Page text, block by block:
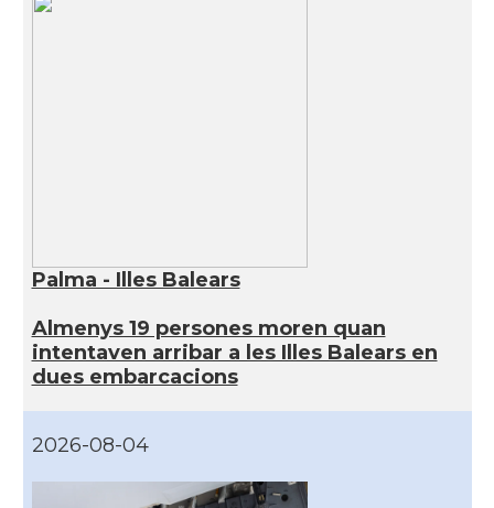
Palma - Illes Balears
Almenys 19 persones moren quan
intentaven arribar a les Illes Balears en
dues embarcacions
2026-08-04